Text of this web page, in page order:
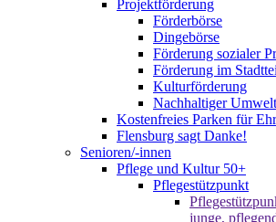
Projektförderung
Förderbörse
Dingebörse
Förderung sozialer
Förderung im
Kulturförderung
Nachhaltiger
Kostenfreies Parken für
Flensburg sagt Danke!
Senioren/-innen
Pflege und Kultur 50+
Pflegestützpunkt
junge,